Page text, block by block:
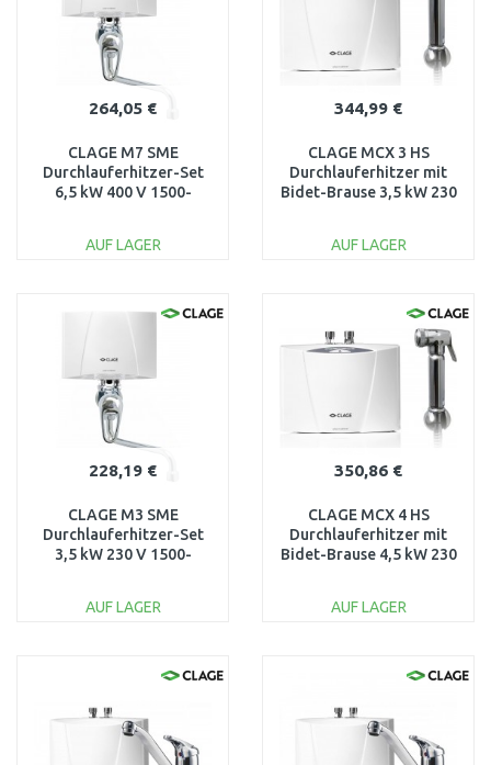
264,05 €
CLAGE M7 SME
Durchlauferhitzer-Set
6,5 kW 400 V 1500-
AUF LAGER
344,99 €
CLAGE MCX 3 HS
Durchlauferhitzer mit
Bidet-Brause 3,5 kW 230
AUF LAGER
Vergleichen
228,19 €
CLAGE M3 SME
Durchlauferhitzer-Set
3,5 kW 230 V 1500-
AUF LAGER
350,86 €
CLAGE MCX 4 HS
Durchlauferhitzer mit
Bidet-Brause 4,5 kW 230
AUF LAGER